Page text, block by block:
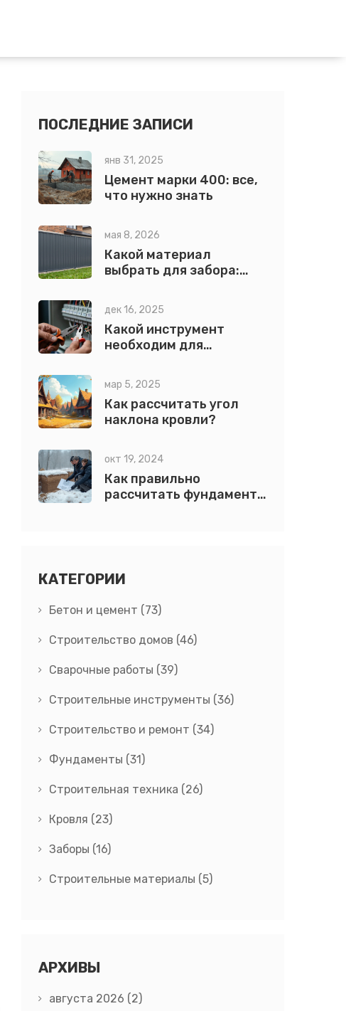
ПОСЛЕДНИЕ ЗАПИСИ
янв 31, 2025
Цемент марки 400: все,
что нужно знать
мая 8, 2026
Какой материал
выбрать для забора:
выбору в 2026 году
дек 16, 2025
Какой инструмент
необходим для
полный список
обязательных вещей
мар 5, 2025
Как рассчитать угол
наклона кровли?
окт 19, 2024
Как правильно
рассчитать фундамент
КАТЕГОРИИ
Бетон и цемент (73)
Строительство домов (46)
Сварочные работы (39)
Строительные инструменты (36)
Строительство и ремонт (34)
Фундаменты (31)
Строительная техника (26)
Кровля (23)
Заборы (16)
Строительные материалы (5)
АРХИВЫ
августа 2026 (2)